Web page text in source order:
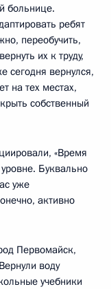
больнице.
ребят
переобучить,
их к труду,
сегодня вернулся,
на тех местах,
собственный
«Время
Буквально
уже
активно
Первомайск,
воду
учебники